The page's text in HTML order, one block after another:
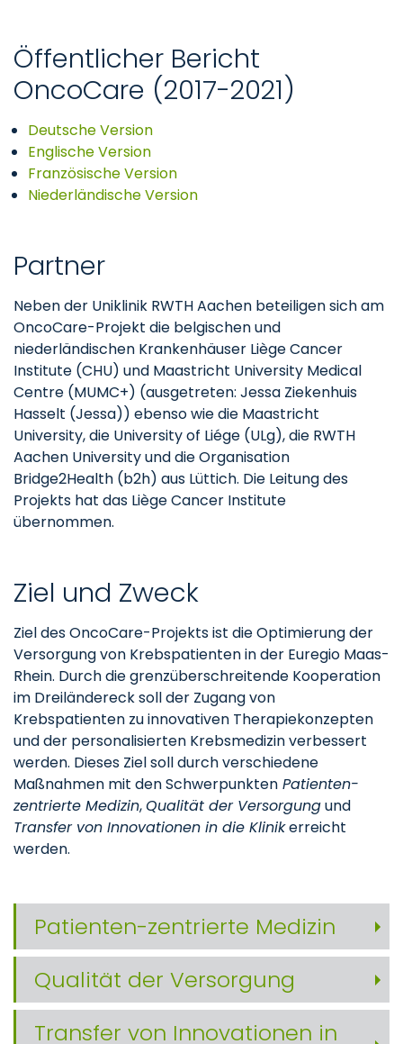
Öffentlicher Bericht
OncoCare (2017-2021)
Deutsche Version
Englische Version
Französische Version
Niederländische Version
Partner
Neben der Uniklinik RWTH Aachen beteiligen sich am
OncoCare-Projekt die belgischen und
niederländischen Krankenhäuser Liège Cancer
Institute (CHU) und Maastricht University Medical
Centre (MUMC+) (ausgetreten: Jessa Ziekenhuis
Hasselt (Jessa)) ebenso wie die Maastricht
University, die University of Liége (ULg), die RWTH
Aachen University und die Organisation
Bridge2Health (b2h) aus Lüttich. Die Leitung des
Projekts hat das Liège Cancer Institute
übernommen.
Ziel und Zweck
Ziel des OncoCare-Projekts ist die Optimierung der
Versorgung von Krebspatienten in der Euregio Maas-
Rhein. Durch die grenzüberschreitende Kooperation
im Dreiländereck soll der Zugang von
Krebspatienten zu innovativen Therapiekonzepten
und der personalisierten Krebsmedizin verbessert
werden. Dieses Ziel soll durch verschiedene
Maßnahmen mit den Schwerpunkten Patienten-
zentrierte Medizin,Qualität der Versorgungund
Transfer von Innovationen in die Klinikerreicht
werden.
Patienten-zentrierte Medizin
Qualität der Versorgung
Transfer von Innovationen in